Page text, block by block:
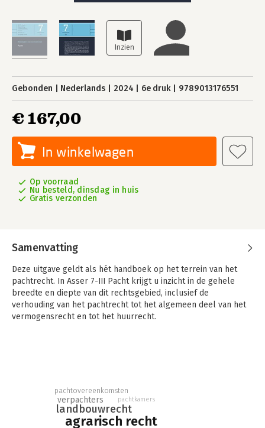
Gebonden Nederlands 2024 6e druk 9789013176551
€ 167,00
In winkelwagen
Op voorraad
Nu besteld, dinsdag in huis
Gratis verzonden
Samenvatting
Deze uitgave geldt als hét handboek op het terrein van het
pachtrecht. In Asser 7-III Pacht krijgt u inzicht in de gehele
breedte en diepte van dit rechtsgebied, inclusief de
verhouding van het pachtrecht tot het algemeen deel van het
vermogensrecht en tot het huurrecht.
maar staat in verbinding met andere rechtsgebieden en wordt
in toenemende mate beïnvloed door het EU-recht en de
rechtspraak van het EHRM. Om die reden wordt tevens
agrarisch recht
landbouwrecht
verpachters
pachtovereenkomsten
pachtkamers